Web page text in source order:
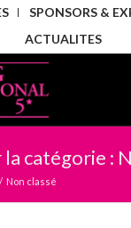
SPONSORS &
ACTUALITES
catégorie :
/ Non classé